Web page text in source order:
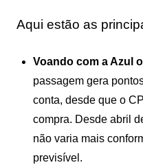
Aqui estão as
Voando com a Azul
passagem gera
conta, desde que o
compra. Desde abril
não varia mais
previsível.